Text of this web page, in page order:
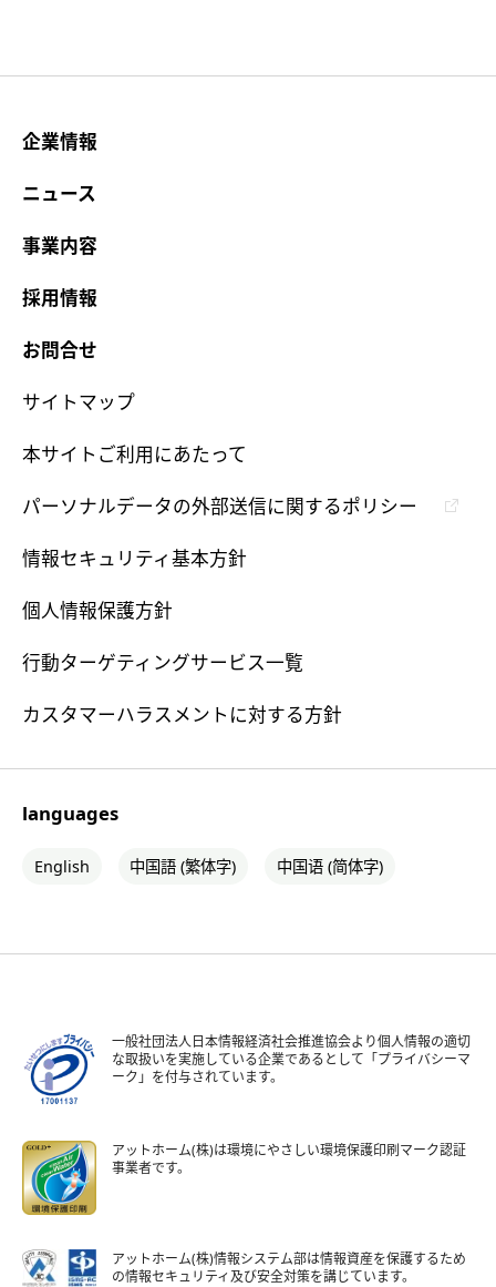
企業情報
ニュース
事業内容
採用情報
お問合せ
サイトマップ
本サイトご利用にあたって
パーソナルデータの外部送信に関するポリシー
情報セキュリティ基本方針
個人情報保護方針
行動ターゲティングサービス一覧
カスタマーハラスメントに対する方針
languages
English 中国語 (繁体字) 中国语 (简体字)
一般社団法人日本情報経済社会推進協会より個人情報の適切
な取扱いを実施している企業であるとして「プライバシーマ
ーク」を付与されています。
アットホーム(株)は環境にやさしい環境保護印刷マーク認証
事業者です。
アットホーム(株)情報システム部は情報資産を保護するため
の情報セキュリティ及び安全対策を講じています。